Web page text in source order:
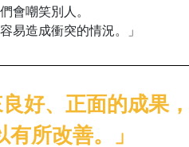
會嘲笑別人。
易造成衝突的情況。」
好、正面的成果
所改善。」